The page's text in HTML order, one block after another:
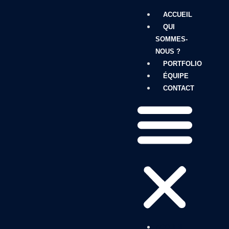
ACCUEIL
QUI
SOMMES-
NOUS ?
PORTFOLIO
ÉQUIPE
CONTACT